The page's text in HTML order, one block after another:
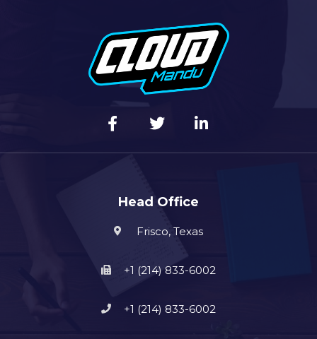
Head Office
Frisco, Texas
+1 (214) 833-6002
+1 (214) 833-6002